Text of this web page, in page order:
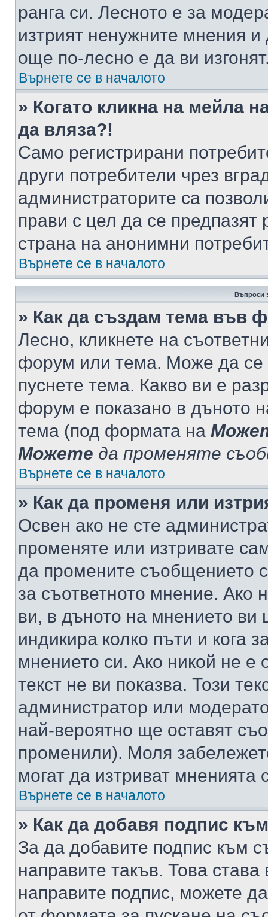
ранга си. Лесното е за
изтрият ненужните мнения
още по-лесно е да ви
Върнете се в началото
» Когато кликна на мейла
да вляза?!
Само регистрирани
други потребители чрез
администраторите са
прави с цел да се предпазят
страна на анонимни
Върнете се в началото
Въпроси
» Как да създам тема във
Лесно, кликнете на
форум или тема. Може да се
пуснете тема. Какво ви е
форум е показано в дъното
тема (под формата на
Можете да променяте
Върнете се в началото
» Как да променя или
Освен ако не сте
променяте или изтривате
да промените съобщението
за съответното мнение. Ако
ви, в дъното на мнението ви
индикира колко пъти и кога
мнението си. Ако никой не е
текст не ви показва. Този
администратор или
най-вероятно ще оставят
променили). Моля
могат да изтриват мненията
Върнете се в началото
» Как да добавя подпис
За да добавите подпис към
направите такъв. Това
направите подпис, можете